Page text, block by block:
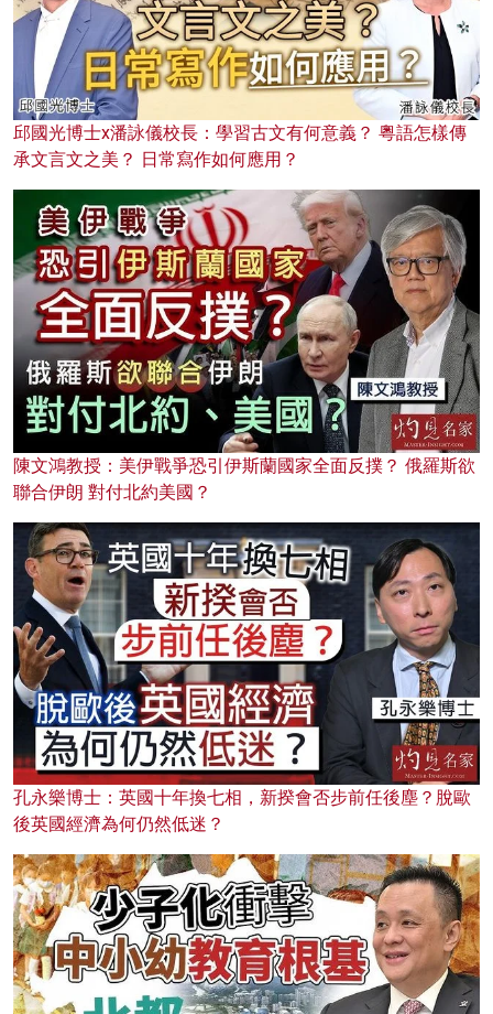
邱國光博士x潘詠儀校長：學習古文有何意義？ 粵語怎樣傳
承文言文之美？ 日常寫作如何應用？
陳文鴻教授：美伊戰爭恐引伊斯蘭國家全面反撲？ 俄羅斯欲
聯合伊朗 對付北約美國？
孔永樂博士：英國十年換七相，新揆會否步前任後塵？脫歐
後英國經濟為何仍然低迷？